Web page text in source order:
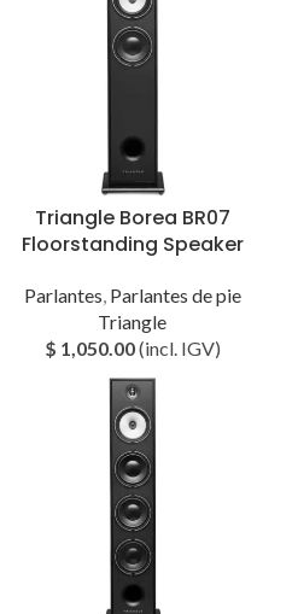
Triangle Borea BR07
Floorstanding Speaker
Parlantes, Parlantes de pie
Triangle
$ 1,050.00(incl. IGV)